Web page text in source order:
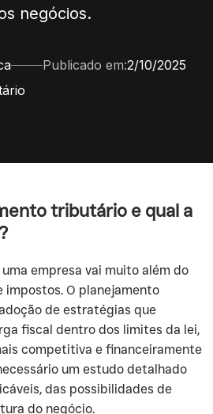
negócios.
Publicado em:2/10/2025
tributário e qual a
empresa vai muito além do
impostos. O planejamento
de estratégias que
fiscal dentro dos limites da lei,
competitiva e financeiramente
um estudo detalhado
das possibilidades de
do negócio.